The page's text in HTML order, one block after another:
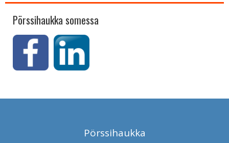
Pörssihaukka somessa
Pörssihaukka